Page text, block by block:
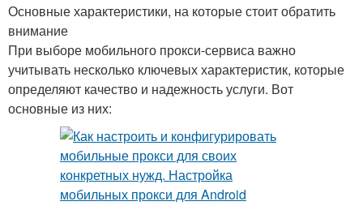
Основные характеристики, на которые стоит обратить
внимание
При выборе мобильного прокси-сервиса важно
учитывать несколько ключевых характеристик, которые
определяют качество и надежность услуги. Вот
основные из них: